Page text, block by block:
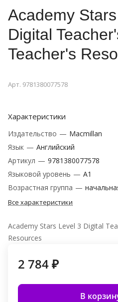
Academy
Digital
Teacher's
Арт. 9781380077578
Характеристики
Издательство — Macmillan
Язык — Английский
Артикул — 9781380077578
Языковой уровень — A1
Возрастная группа —
Все характеристики
Academy Stars Level 3 Digital
Resources
2 784 ₽
В